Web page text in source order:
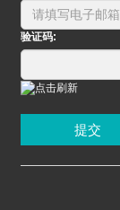
验证码:
提交